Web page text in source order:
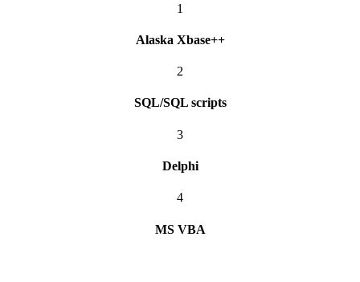
1
Alaska Xbase++
2
SQL/SQL scripts
3
Delphi
4
MS VBA